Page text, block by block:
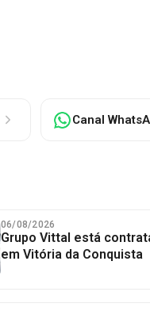
Canal
06/08/2026
Grupo Vittal está
em Vitória da Conquista